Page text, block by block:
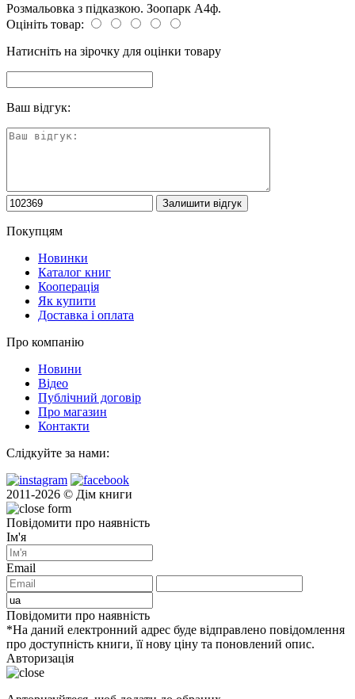
Розмальовка з підказкою. Зоопарк А4ф.
Оцініть товар:
Натисніть на зірочку для оцінки товару
Ваш відгук:
Покупцям
Новинки
Каталог книг
Кооперація
Як купити
Доставка і оплата
Про компанію
Новини
Відео
Публічний договір
Про магазин
Контакти
Слідкуйте за нами:
2011-2026 © Дім книги
Повідомити про наявність
Ім'я
Email
Повідомити про наявність
*На даний електронний адрес буде відправлено повідомлення
про доступність книги, її нову ціну та поновлений опис.
Авторизація